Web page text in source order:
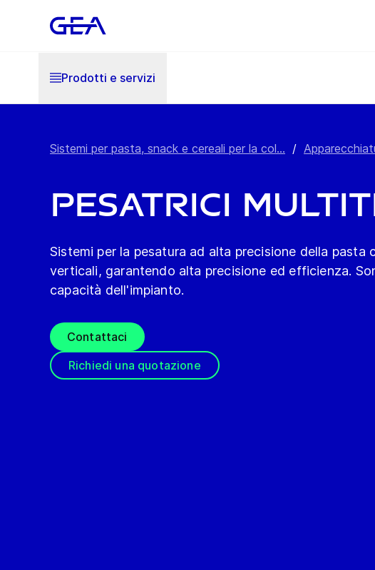
Prodotti e servizi
Sistemi per pasta, snack e cereali per la col... /
Pesatrici
Sistemi per la pesatura ad alta precisione della
verticali, garantendo alta precisione ed efficienza.
capacità dell'impianto.
Contattaci
Richiedi una quotazione